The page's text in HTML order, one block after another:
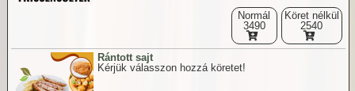
Normál
3490
Köret nélkül
2540
Rántott sajt
Kérjük válasszon hozzá köretet!